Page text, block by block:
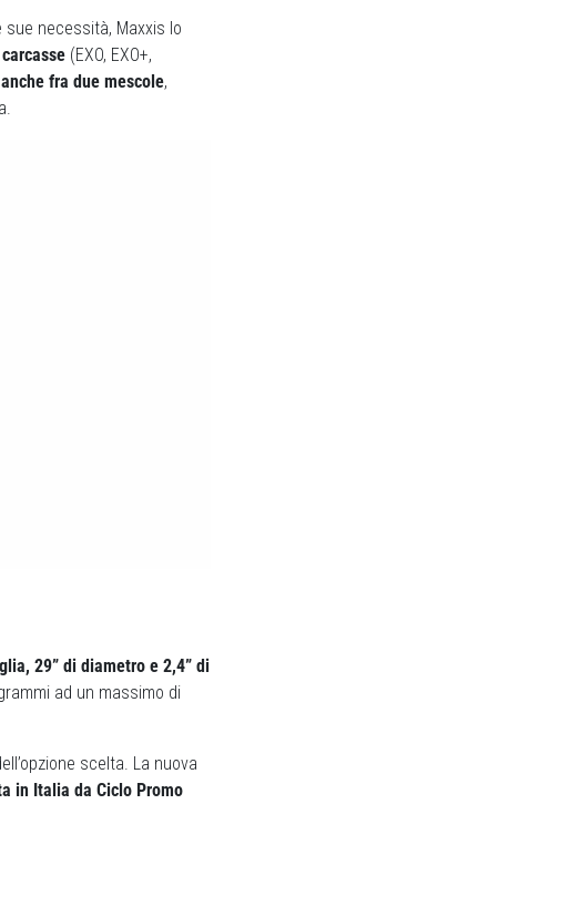
sue necessità, Maxxis lo
(EXO, EXO+,
anche fra due mescole,
29” di diametro e 2,4” di
ad un massimo di
scelta. La nuova
in Italia da Ciclo Promo